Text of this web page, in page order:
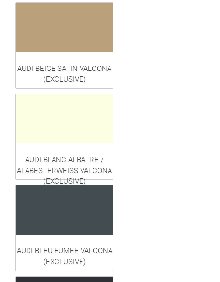
AUDI BEIGE SATIN VALCONA
(EXCLUSIVE)
AUDI BLANC ALBATRE /
ALABESTERWEISS VALCONA
(EXCLUSIVE)
AUDI BLEU FUMEE VALCONA
(EXCLUSIVE)